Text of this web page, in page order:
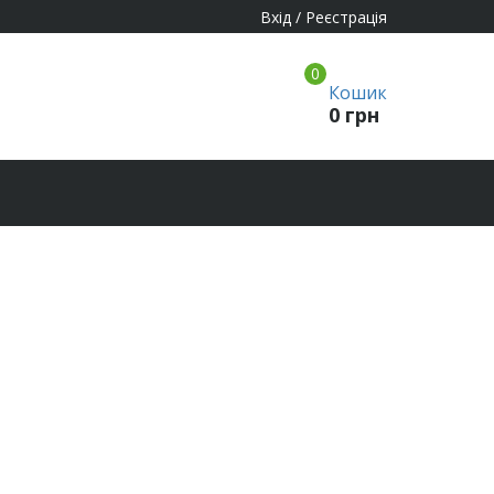
Вхід / Реєстрація
0
Кошик
0 грн